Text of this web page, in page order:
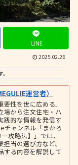
LINE
2025.02.26
運営者）
要性を世に広める」
場から注文住宅・ハ
践的な情報を発信す
チャンネル「まかろ
攻略法】」では、
当の選び方など、
する内容を解説して